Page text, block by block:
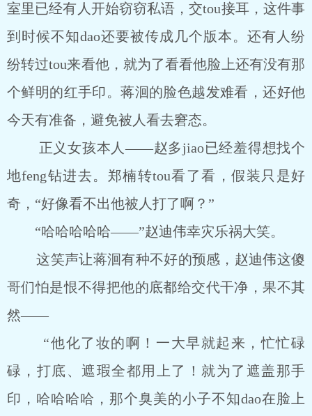
室里已经有人开始窃窃私语，交tou接耳，这件事
到时候不知dao还要被传成几个版本。还有人纷
纷转过tou来看他，就为了看看他脸上还有没有那
个鲜明的红手印。蒋洄的脸色越发难看，还好他
今天有准备，避免被人看去窘态。
正义女孩本人――赵多jiao已经羞得想找个
地feng钻进去。郑楠转tou看了看，假装只是好
奇，“好像看不出他被人打了啊？”
“哈哈哈哈哈――”赵迪伟幸灾乐祸大笑。
这笑声让蒋洄有种不好的预感，赵迪伟这傻
哥们怕是恨不得把他的底都给交代干净，果不其
然――
“他化了妆的啊！一大早就起来，忙忙碌
碌，打底、遮瑕全都用上了！就为了遮盖那手
印，哈哈哈哈，那个臭美的小子不知dao在脸上